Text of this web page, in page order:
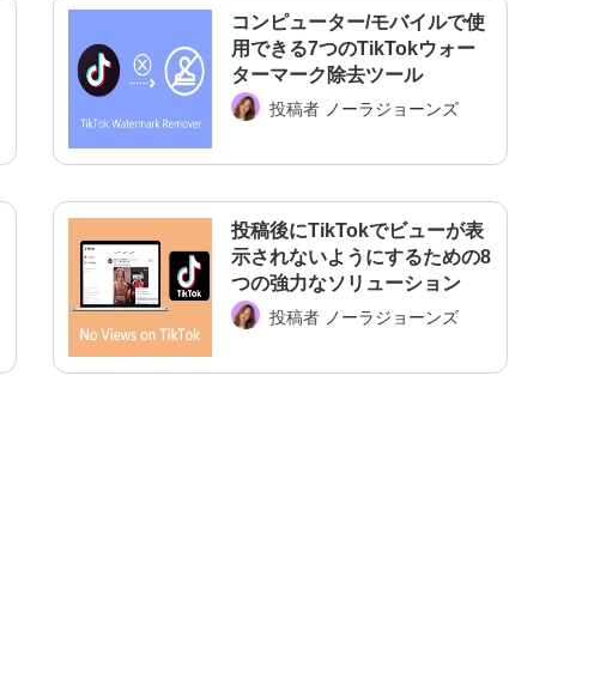
コンピューター/モバイルで使
用できる7つのTikTokウォー
ターマーク除去ツール
投稿者 ノーラジョーンズ
投稿後にTikTokでビューが表
示されないようにするための8
つの強力なソリューション
投稿者 ノーラジョーンズ